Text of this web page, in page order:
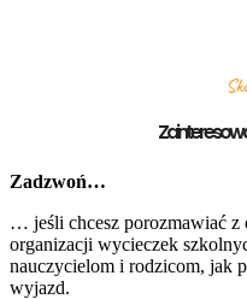
Zadzwoń…
… jeśli chcesz porozmawiać z
organizacji wycieczek
nauczycielom i rodzicom, jak
wyjazd.